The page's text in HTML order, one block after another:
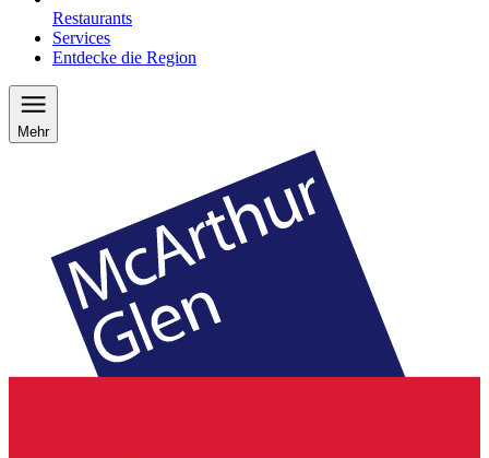
Restaurants
Services
Entdecke die Region
Mehr